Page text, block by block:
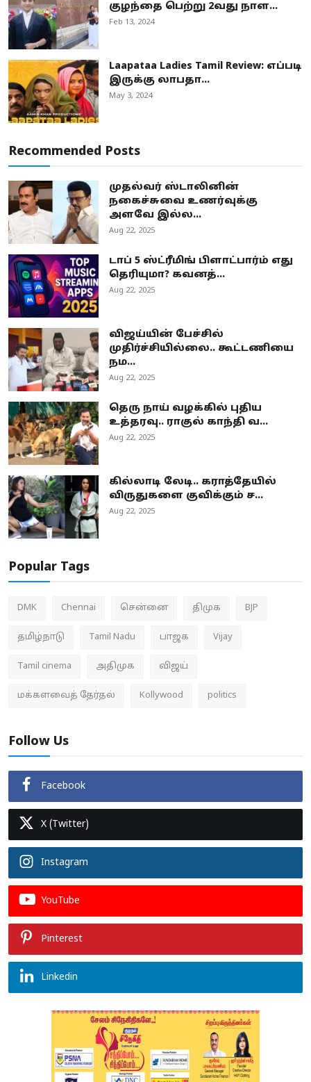
குழந்தை பெற்று 2வது நாள...
Feb 13, 2024
Laapataa Ladies Tamil Review: எப்படி
இருக்கு லாபதா...
May 3, 2024
Recommended Posts
முதல்வர் ஸ்டாலினின்
நகைச்சுவை உணர்வுக்கு
அளவே இல்ல...
Aug 22, 2025
டாப் 5 ஸ்ட்ரீமிங் பிளாட்பார்ம் எது
தெரியுமா? கவனத்...
Aug 22, 2025
விஜய்யின் பேச்சில்
முதிர்ச்சியில்லை.. கூட்டணியை
நம...
Aug 22, 2025
தெரு நாய் வழக்கில் புதிய
உத்தரவு.. ராகுல் காந்தி வ...
Aug 22, 2025
கில்லாடி லேடி.. கராத்தேயில்
விருதுகளை குவிக்கும் ச...
Aug 22, 2025
Popular Tags
DMK Chennai சென்னை திமுக BJP
தமிழ்நாடு Tamil Nadu பாஜக Vijay
Tamil cinema அதிமுக விஜய்
மக்களவைத் தேர்தல் Kollywood politics
Follow Us
Facebook
X (Twitter)
Instagram
YouTube
Pinterest
Linkedin